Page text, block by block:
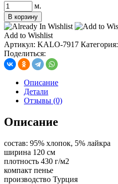
Количество
товара
кашкорсе
(430-
450
г/
м2),
цв.
(10550)
м.
В корзину
Add to Wishlist
Артикул: KALO-7917 Категория:
Поделиться:
Описание
Детали
Отзывы (0)
Описание
состав: 95% хлопок, 5% лайкра
ширина 120 см
плотность 430 г/м2
компакт пенье
производство Турция